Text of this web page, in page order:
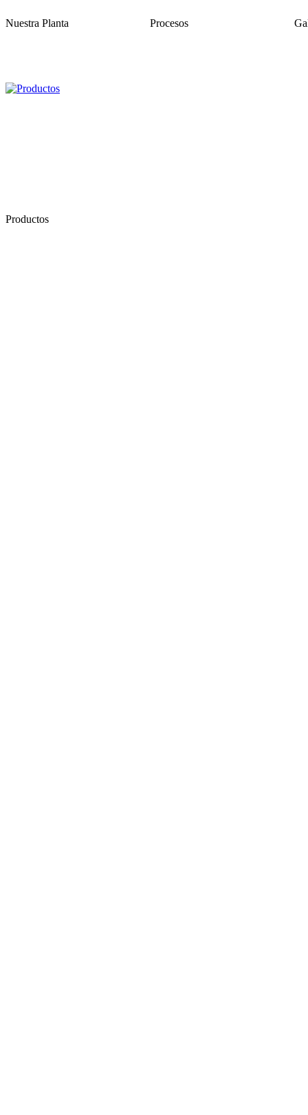
Nuestra Planta Procesos
Productos